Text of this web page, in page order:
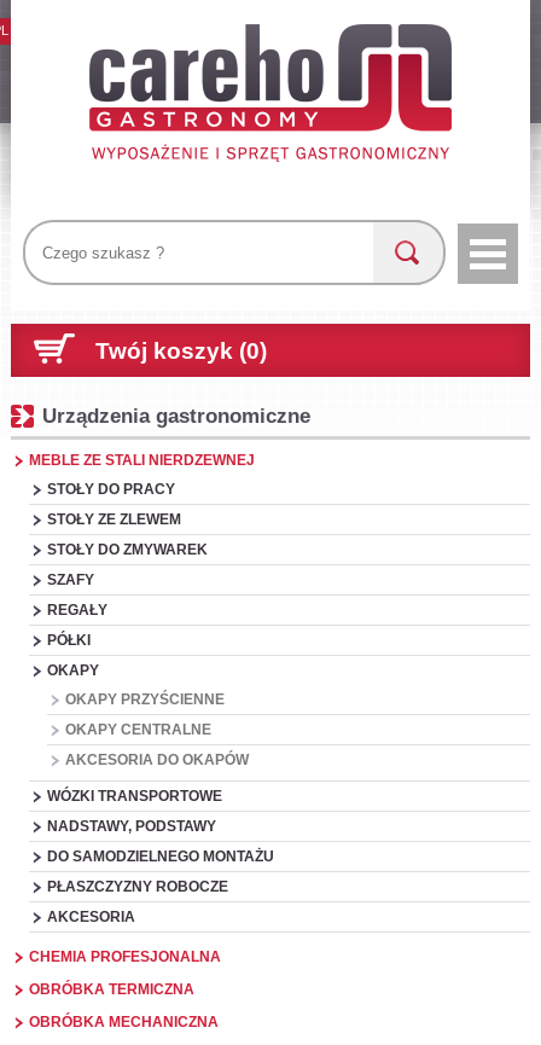
Twój koszyk (0)
Urządzenia gastronomiczne
MEBLE ZE STALI NIERDZEWNEJ
STOŁY DO PRACY
STOŁY ZE ZLEWEM
STOŁY DO ZMYWAREK
SZAFY
REGAŁY
PÓŁKI
OKAPY
OKAPY PRZYŚCIENNE
OKAPY CENTRALNE
AKCESORIA DO OKAPÓW
WÓZKI TRANSPORTOWE
NADSTAWY, PODSTAWY
DO SAMODZIELNEGO MONTAŻU
PŁASZCZYZNY ROBOCZE
AKCESORIA
CHEMIA PROFESJONALNA
OBRÓBKA TERMICZNA
OBRÓBKA MECHANICZNA